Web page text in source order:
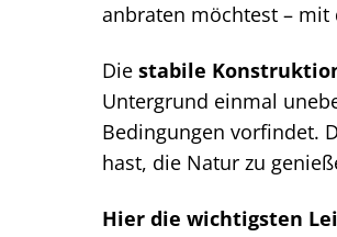
anbraten möchtest – mit
Diestabile
Untergrund einmal
Bedingungen vorfindet.
hast, die Natur zu
Hier die wichtigsten